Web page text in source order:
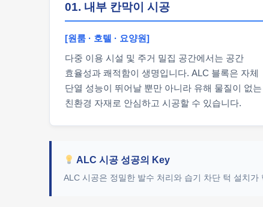
01. 내부 칸막이 시공
[원룸 · 호텔 · 요양원]
다중 이용 시설 및 주거 밀집 공간에서는 공간
효율성과 쾌적함이 생명입니다. ALC 블록은 자체
단열 성능이 뛰어날 뿐만 아니라 유해 물질이 없는
친환경 자재로 안심하고 시공할 수 있습니다.
ALC 시공 성공의 Key
ALC 시공은 정밀한 발수 처리와 습기 차단 턱 설치